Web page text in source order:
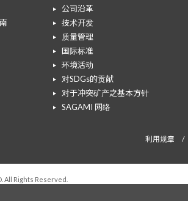
公司沿革
技术开发
质量管理
国际标准
环境活动
对SDGs的贡献
对于冲突矿产之基本方针
SAGAMI 网络
利用规章 /
All Rights Reserved.